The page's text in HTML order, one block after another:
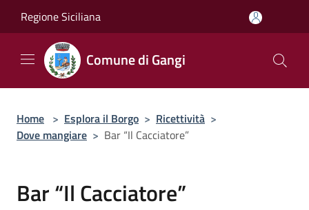
Regione Siciliana
Comune di Gangi
Home > Esplora il Borgo > Ricettività >
Dove mangiare > Bar “Il Cacciatore”
Bar “Il Cacciatore”